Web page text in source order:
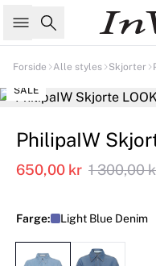
Søk
Forside Alle styles Skjorter
SALE
PhilipaIW
650,00 kr 1 300,00
Farge: Light Blue Denim